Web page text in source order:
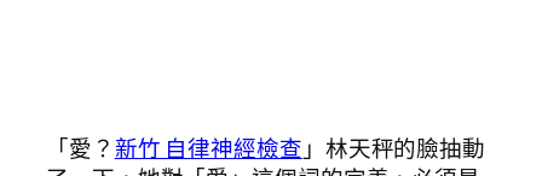
「愛？新竹 自律神經檢查 」林天秤的臉抽動